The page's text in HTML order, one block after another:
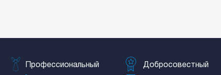
Профессиональный Добросовестный